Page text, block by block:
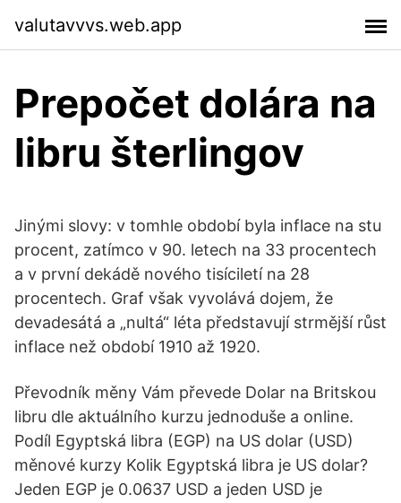
valutavvvs.web.app
Prepočet dolára na
libru šterlingov
Jinými slovy: v tomhle období byla inflace na stu
procent, zatímco v 90. letech na 33 procentech
a v první dekádě nového tisíciletí na 28
procentech. Graf však vyvolává dojem, že
devadesátá a „nultá“ léta představují strmější růst
inflace než období 1910 až 1920.
Převodník měny Vám převede Dolar na Britskou
libru dle aktuálního kurzu jednoduše a online.
Podíl Egyptská libra (EGP) na US dolar (USD)
měnové kurzy Kolik Egyptská libra je US dolar?
Jeden EGP je 0.0637 USD a jeden USD je